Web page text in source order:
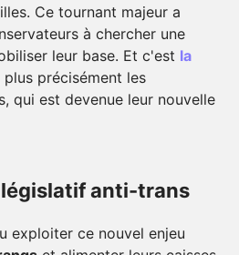
Ce tournant majeur a
à chercher une
leur base. Et c'est la
plus précisément les
qui est devenue leur nouvelle
anti-trans
exploiter ce nouvel enjeu